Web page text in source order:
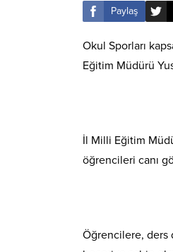
Paylaş
Okul Sporları
Eğitim Müdürü
İl Milli Eğitim
öğrencileri canı
Öğrencilere, ders